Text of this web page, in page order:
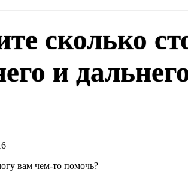
сколько
и
вам чем-то помочь?